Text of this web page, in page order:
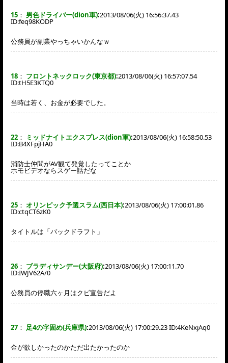
15 ： 男色ドライバー(dion軍):2013/08/06(火) 16:56:37.43
ID:feq98KODP
公務員が副業やっちゃいかんなｗ
18 ： フロントネックロック(東京都):2013/08/06(火) 16:57:07.54
ID:tH5E3KTQ0
当時は若く、お金が必要でした。
22 ： ミッドナイトエクスプレス(dion軍):2013/08/06(火) 16:58:50.53
ID:B4XFpjHA0
消防士仲間がAV観て発覚したってことか
ホモビデオならスゲー話だな
25 ： オリンピック予選スラム(西日本):2013/08/06(火) 17:00:01.86
ID:ctqCT6zK0
タイトルは「バックドラフト」
26 ： ブラディサンデー(大阪府):2013/08/06(火) 17:00:11.70
ID:IWJV62A/0
公務員の停職六ヶ月はクビ宣告だよ
27 ： 足4の字固め(兵庫県):2013/08/06(火) 17:00:29.23 ID:4KeNxjAq0
金が欲しかったのかただ出たかったのか